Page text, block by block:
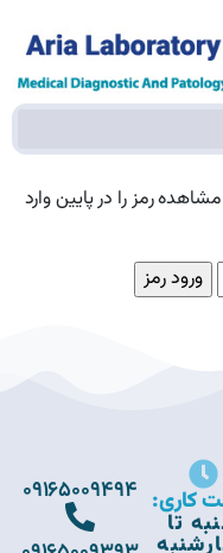
رمز را در پایین وارد
کاری:
تا
09165009494